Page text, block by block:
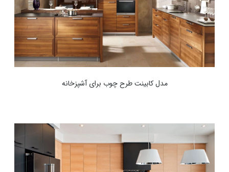
مدل کابینت طرح چوب برای آشپزخانه